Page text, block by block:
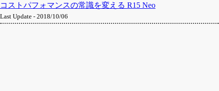
コストパフォマンスの常識を変える R15 Neo
Last Update - 2018/10/06